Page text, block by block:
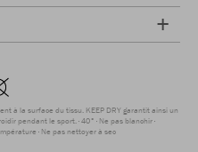
à la surface du tissu. KEEP DRY garantit ainsi un
pendant le sport. 40° Ne pas blanchir
Ne pas nettoyer à sec